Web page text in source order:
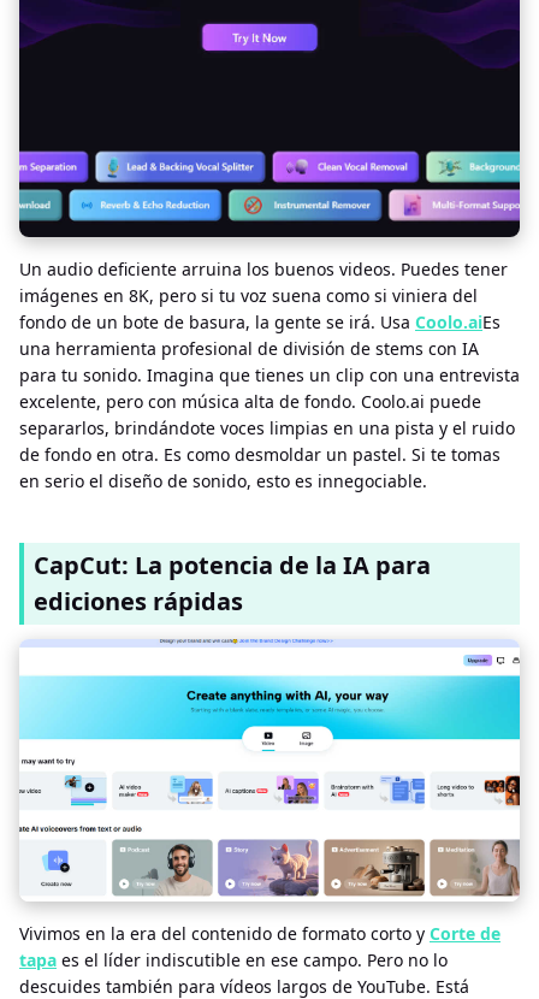
Un audio deficiente arruina los buenos videos. Puedes tener
imágenes en 8K, pero si tu voz suena como si viniera del
fondo de un bote de basura, la gente se irá. Usa Coolo.aiEs
una herramienta profesional de división de stems con IA
para tu sonido. Imagina que tienes un clip con una entrevista
excelente, pero con música alta de fondo. Coolo.ai puede
separarlos, brindándote voces limpias en una pista y el ruido
de fondo en otra. Es como desmoldar un pastel. Si te tomas
en serio el diseño de sonido, esto es innegociable.
CapCut: La potencia de la IA para
ediciones rápidas
Vivimos en la era del contenido de formato corto y Corte de
tapa es el líder indiscutible en ese campo. Pero no lo
descuides también para vídeos largos de YouTube. Está